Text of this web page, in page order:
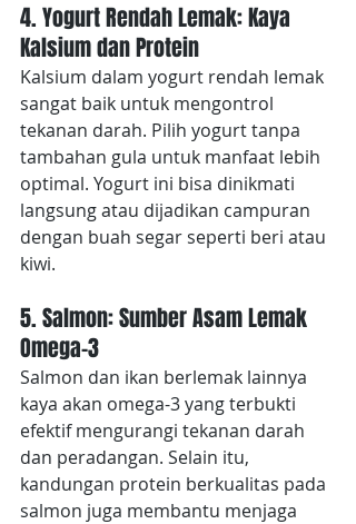
4. Yogurt Rendah Lemak: Kaya
Kalsium dan Protein
Kalsium dalam yogurt rendah lemak
sangat baik untuk mengontrol
tekanan darah. Pilih yogurt tanpa
tambahan gula untuk manfaat lebih
optimal. Yogurt ini bisa dinikmati
langsung atau dijadikan campuran
dengan buah segar seperti beri atau
kiwi.
5. Salmon: Sumber Asam Lemak
Omega-3
Salmon dan ikan berlemak lainnya
kaya akan omega-3 yang terbukti
efektif mengurangi tekanan darah
dan peradangan. Selain itu,
kandungan protein berkualitas pada
salmon juga membantu menjaga